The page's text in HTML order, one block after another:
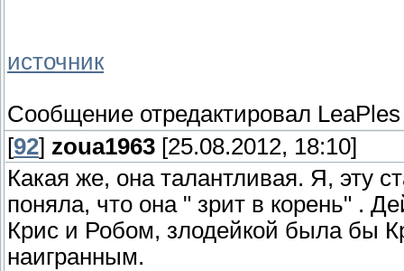
источник
Сообщение отредактировал LeaPles
[92] zoua1963 [25.08.2012, 18:10]
Какая же, она талантливая. Я, эту
поняла, что она " зрит в корень" .
Крис и Робом, злодейкой была бы
наигранным.